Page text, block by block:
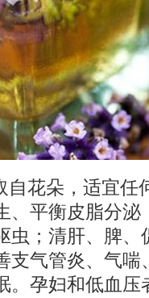
自花朵，适宜任
、平衡皮脂分泌
虫；清肝、脾、
支气管炎、气喘
。孕妇和低血压